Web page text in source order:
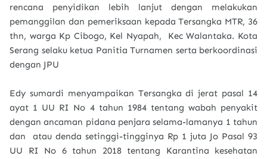
rencana penyidikan lebih lanjut dengan melakukan
pemanggilan dan pemeriksaan kepada Tersangka MTR, 36
thn, warga Kp Cibogo, Kel Nyapah, Kec Walantaka. Kota
Serang selaku ketua Panitia Turnamen serta berkoordinasi
dengan JPU
Edy sumardi menyampaikan Tersangka di jerat pasal 14
ayat 1 UU RI No 4 tahun 1984 tentang wabah penyakit
dengan ancaman pidana penjara selama-lamanya 1 tahun
dan atau denda setinggi-tingginya Rp 1 juta Jo Pasal 93
UU RI No 6 tahun 2018 tentang Karantina kesehatan